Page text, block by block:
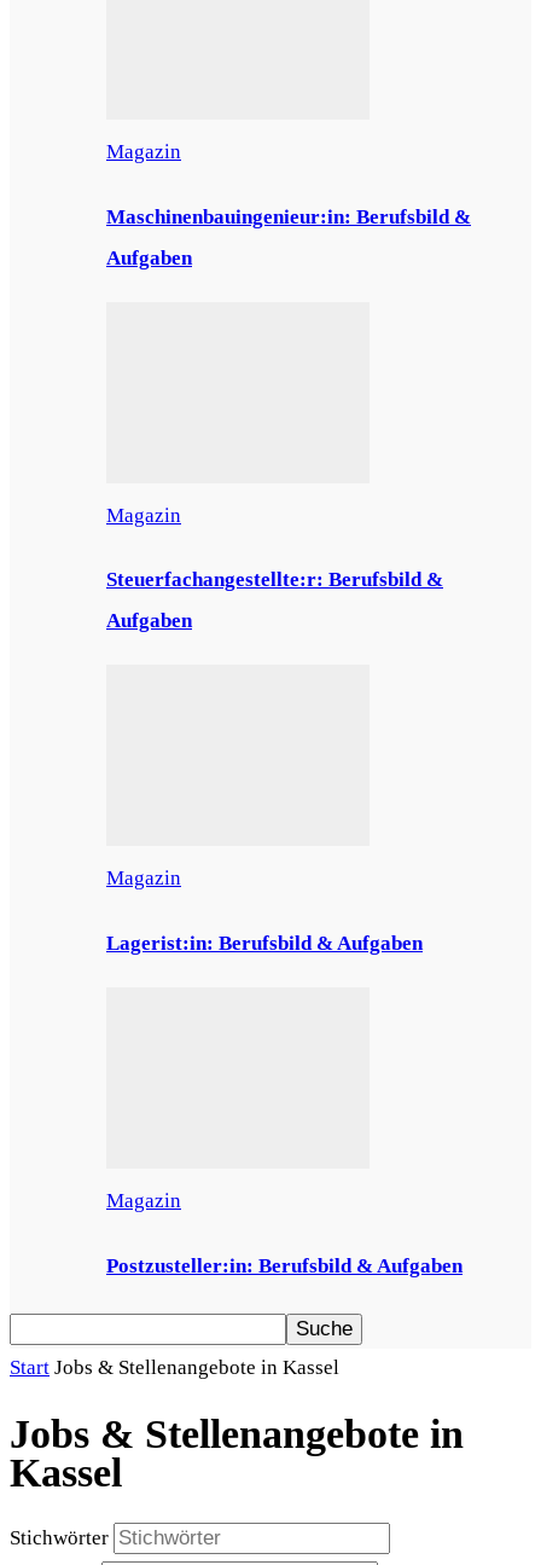
Magazin
Maschinenbauingenieur:in: Berufsbild &
Aufgaben
Magazin
Steuerfachangestellte:r: Berufsbild &
Aufgaben
Magazin
Lagerist:in: Berufsbild & Aufgaben
Magazin
Postzusteller:in: Berufsbild & Aufgaben
Start Jobs & Stellenangebote in Kassel
Jobs & Stellenangebote in
Kassel
Stichwörter